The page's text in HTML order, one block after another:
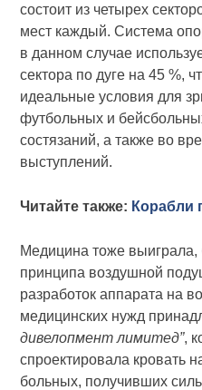
состоит из четырех
мест каждый. Система
в данном случае
сектора по дуге на 45 %,
идеальные условия для
футбольных и
состязаний, а также во
выступлений.
Читайте также: Корабли
Медицина тоже выиграла,
принципа воздушной
разработок аппарата на
медицинских нужд
дивелопмент лимитед”,
спроектировала кровать
больных, получивших